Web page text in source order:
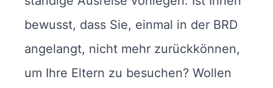
bewusst, dass Sie, einmal in der BRD
angelangt, nicht mehr zurückkönnen,
um Ihre Eltern zu besuchen? Wollen